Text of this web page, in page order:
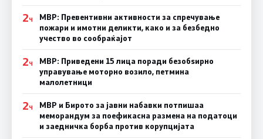
2Ч
МВР: Превентивни активности за спречување
пожари и имотни деликти, како и за безбедно
учество во сообраќајот
2Ч
МВР: Приведени 15 лица поради безобѕирно
управување моторно возило, петмина
малолетници
2Ч
МВР и Бирото за јавни набавки потпишаа
меморандум за поефикасна размена на податоци
и заедничка борба против корупцијата